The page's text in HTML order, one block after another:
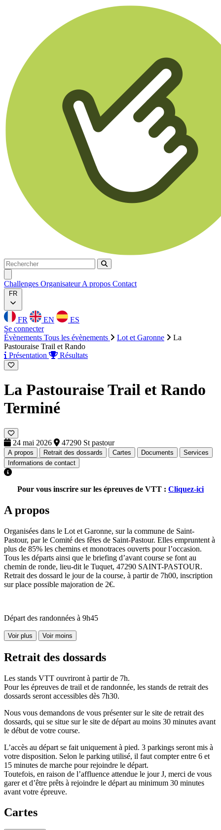
Rechercher
Rechercher
Challenges OrganisateurA propos Contact
FR
FR EN
ES
Se connecter
Évènements Tous les évènements Lot et Garonne
La
Pastouraise Trail et Rando
Présentation
Résultats
La Pastouraise Trail et Rando
Terminé
24 mai 2026 47290 St pastour
A propos Retrait des dossards Cartes Documents
Services
Informations de contact
Pour vous inscrire sur les épreuves de VTT : Cliquez-ici
A propos
Organisées dans le Lot et Garonne, sur la commune de Saint-
Pastour, par le Comité des fêtes de Saint-Pastour. Elles empruntent à
plus de 85% les chemins et monotraces ouverts pour l’occasion.
Tous les départs ainsi que le briefing d’avant course se font au
chemin de ronde, lieu-dit le Tuquet, 47290 SAINT-PASTOUR.
Retrait des dossard le jour de la course, à partir de 7h00, inscription
sur place possible majoration de 2€.
Départ des randonnées à 9h45
Voir plus Voir moins
Retrait des dossards
Les stands VTT ouvriront à partir de 7h.
Pour les épreuves de trail et de randonnée, les stands de retrait des
dossards seront accessibles dès 7h30.
Nous vous demandons de vous présenter sur le site de retrait des
dossards, qui se situe sur le site de départ au moins 30 minutes avant
le début de votre course.
L’accès au départ se fait uniquement à pied. 3 parkings seront mis à
votre disposition. Selon le parking utilisé, il faut compter entre 6 et
15 minutes de marche pour rejoindre le départ.
Toutefois, en raison de l’affluence attendue le jour J, merci de vous
garer et d’être prêts à rejoindre le départ au minimum 30 minutes
avant votre épreuve.
Cartes